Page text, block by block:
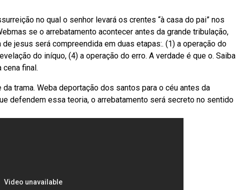
no qual o senhor levará os crentes “à casa do pai” nos
se o arrebatamento acontecer antes da grande tribulação,
jesus será compreendida em duas etapas:. (1) a operação do
do iníquo, (4) a operação do erro. A verdade é que o. Saiba
final.
trama. Weba deportação dos santos para o céu antes da
defendem essa teoria, o arrebatamento será secreto no sentido